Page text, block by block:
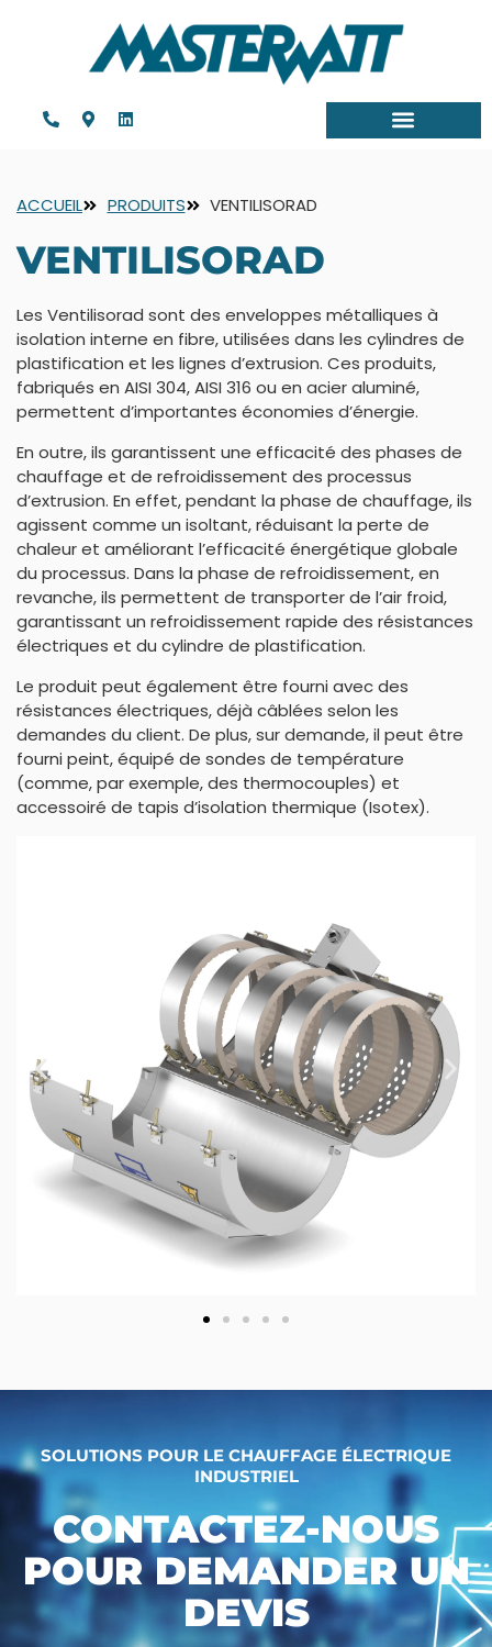
ACCUEIL PRODUITS VENTILISORAD
VENTILISORAD
Les Ventilisorad sont des enveloppes métalliques à
isolation interne en fibre, utilisées dans les cylindres de
plastification et les lignes d’extrusion. Ces produits,
fabriqués en AISI 304, AISI 316 ou en acier aluminé,
permettent d’importantes économies d’énergie.
En outre, ils garantissent une efficacité des phases de
chauffage et de refroidissement des processus
d’extrusion. En effet, pendant la phase de chauffage, ils
agissent comme un isoltant, réduisant la perte de
chaleur et améliorant l’efficacité énergétique globale
du processus. Dans la phase de refroidissement, en
revanche, ils permettent de transporter de l’air froid,
garantissant un refroidissement rapide des résistances
électriques et du cylindre de plastification.
Le produit peut également être fourni avec des
résistances électriques, déjà câblées selon les
demandes du client. De plus, sur demande, il peut être
fourni peint, équipé de sondes de température
(comme, par exemple, des thermocouples) et
accessoiré de tapis d’isolation thermique (Isotex).
SOLUTIONS POUR LE CHAUFFAGE ÉLECTRIQUE
INDUSTRIEL
CONTACTEZ-NOUS
POUR DEMANDER UN
DEVIS